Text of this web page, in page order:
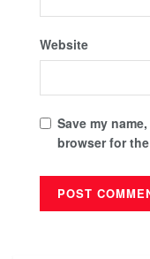
Website
Save my
browser for